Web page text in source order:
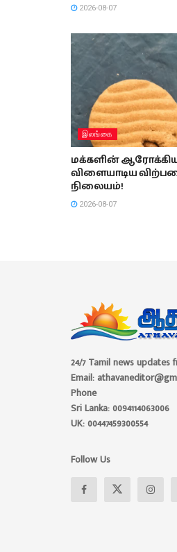
2026-08-07
இலங்கை
மக்களின்
விளையாடிய
நிலையம்!
2026-08-07
24/7 Tamil news updates
Email:
Phone
Sri Lanka: 0094114063006
UK: 00447459300554
Follow Us